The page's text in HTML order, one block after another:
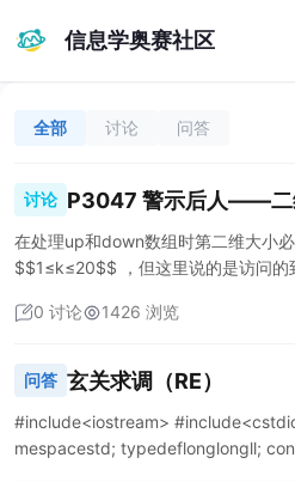
信息学奥赛社区
全部 讨论 问答
讨论 P3047 警示后人——二
在处理up和down数组时第二维大小
$$1≤k≤20$$ ，但这里说的是访问的
1和22号节点呢。 为保证有足够的缓
0 讨论 1426 浏览
问答 玄关求调（RE）
#include<iostream>
mespacestd; typedeflonglongll;